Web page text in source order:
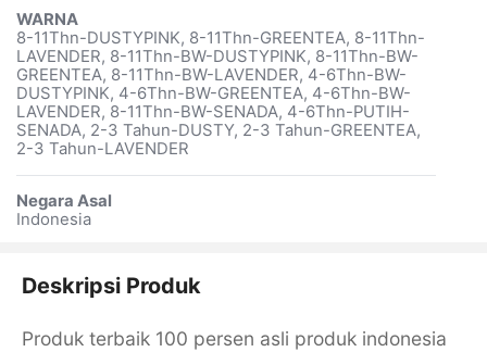
WARNA
8-11Thn-DUSTYPINK, 8-11Thn-GREENTEA, 8-11Thn-
LAVENDER, 8-11Thn-BW-DUSTYPINK, 8-11Thn-BW-
GREENTEA, 8-11Thn-BW-LAVENDER, 4-6Thn-BW-
DUSTYPINK, 4-6Thn-BW-GREENTEA, 4-6Thn-BW-
LAVENDER, 8-11Thn-BW-SENADA, 4-6Thn-PUTIH-
SENADA, 2-3 Tahun-DUSTY, 2-3 Tahun-GREENTEA,
2-3 Tahun-LAVENDER
Negara Asal
Indonesia
Deskripsi Produk
Produk terbaik 100 persen asli produk indonesia